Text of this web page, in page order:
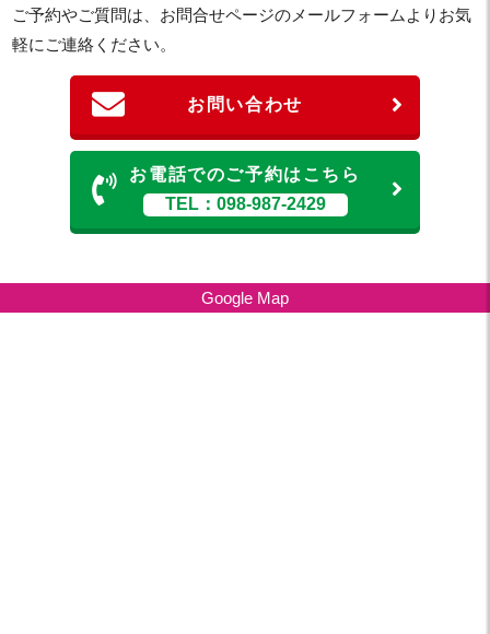
ご予約やご質問は、お問合せページのメールフォームよりお気
軽にご連絡ください。
お問い合わせ
お電話でのご予約はこちら
TEL：098-987-2429
Google Map